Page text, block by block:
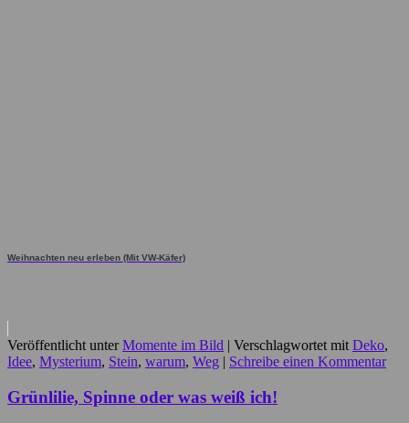
Weihnachten neu erleben (Mit VW-Käfer)
Veröffentlicht unter Momente im Bild | Verschlagwortet mit Deko,
Idee, Mysterium, Stein, warum, Weg | Schreibe einen Kommentar
Grünlilie, Spinne oder was weiß ich!